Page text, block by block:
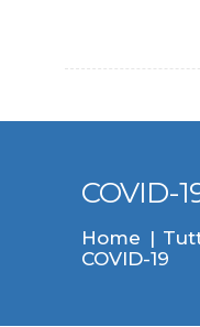
COVID-
Home
COVID-19
HOME